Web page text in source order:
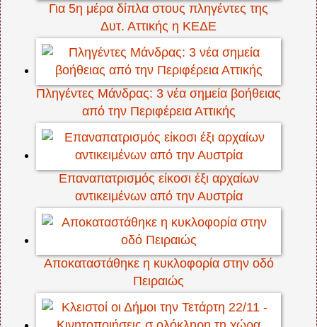
Για 5η μέρα δίπλα στους πληγέντες της
Δυτ. Αττικής η ΚΕΔΕ
Πληγέντες Μάνδρας: 3 νέα σημεία βοήθειας
από την Περιφέρεια Αττικής
Επαναπατρισμός είκοσι έξι αρχαίων
αντικειμένων από την Αυστρία
Αποκαταστάθηκε η κυκλοφορία στην οδό
Πειραιώς